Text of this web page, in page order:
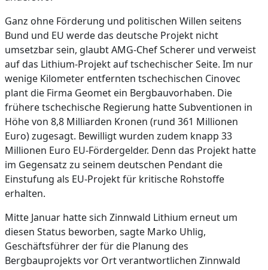
Ganz ohne Förderung und politischen Willen seitens
Bund und EU werde das deutsche Projekt nicht
umsetzbar sein, glaubt AMG-Chef Scherer und verweist
auf das Lithium-Projekt auf tschechischer Seite. Im nur
wenige Kilometer entfernten tschechischen Cinovec
plant die Firma Geomet ein Bergbauvorhaben. Die
frühere tschechische Regierung hatte Subventionen in
Höhe von 8,8 Milliarden Kronen (rund 361 Millionen
Euro) zugesagt. Bewilligt wurden zudem knapp 33
Millionen Euro EU-Fördergelder. Denn das Projekt hatte
im Gegensatz zu seinem deutschen Pendant die
Einstufung als EU-Projekt für kritische Rohstoffe
erhalten.
Mitte Januar hatte sich Zinnwald Lithium erneut um
diesen Status beworben, sagte Marko Uhlig,
Geschäftsführer der für die Planung des
Bergbauprojekts vor Ort verantwortlichen Zinnwald